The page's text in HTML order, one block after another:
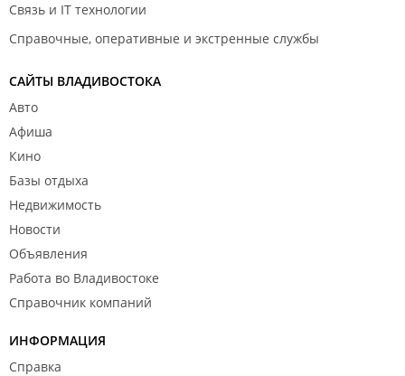
Связь и IT технологии
Справочные, оперативные и экстренные службы
САЙТЫ ВЛАДИВОСТОКА
Авто
Афиша
Кино
Базы отдыха
Недвижимость
Новости
Объявления
Работа во Владивостоке
Справочник компаний
ИНФОРМАЦИЯ
Справка